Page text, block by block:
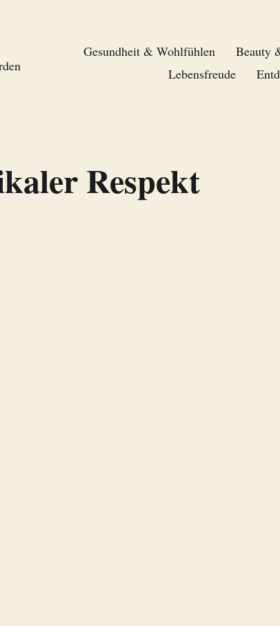
Gesundheit & Wohlfühlen Beauty
Lebensfreude
Respekt